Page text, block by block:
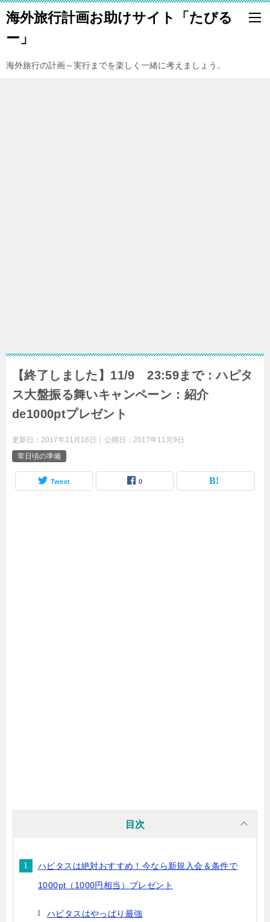
海外旅行計画お助けサイト「たびる
ー」
海外旅行の計画～実行までを楽しく一緒に考えましょう。
【終了しました】11/9 23:59まで：ハピタ
ス大盤振る舞いキャンペーン：紹介
de1000ptプレゼント
更新日： 2017年11月16日 公開日： 2017年11月9日
常日頃の準備
Tweet 0
目次
ハピタスは絶対おすすめ！今なら新規入会＆条件で
1000pt（1000円相当）プレゼント
ハピタスはやっぱり最強